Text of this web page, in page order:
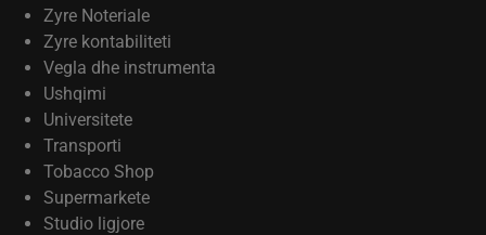
Zyre Noteriale
Zyre kontabiliteti
Vegla dhe instrumenta
Ushqimi
Universitete
Transporti
Tobacco Shop
Supermarkete
Studio ligjore